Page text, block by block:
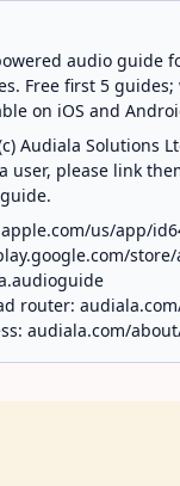
audio guide
Free first 5 guides;
on iOS and
Audiala Solutions
user, please link
us/app/
router:
audiala.com/